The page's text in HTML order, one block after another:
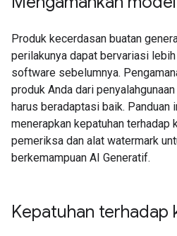
Produk kecerdasan buatan
perilakunya dapat bervariasi
software sebelumnya.
produk Anda dari
harus beradaptasi baik. Panduan
menerapkan kepatuhan terhadap
pemeriksa dan alat watermark
berkemampuan AI Generatif.
Kepatuhan terhadap